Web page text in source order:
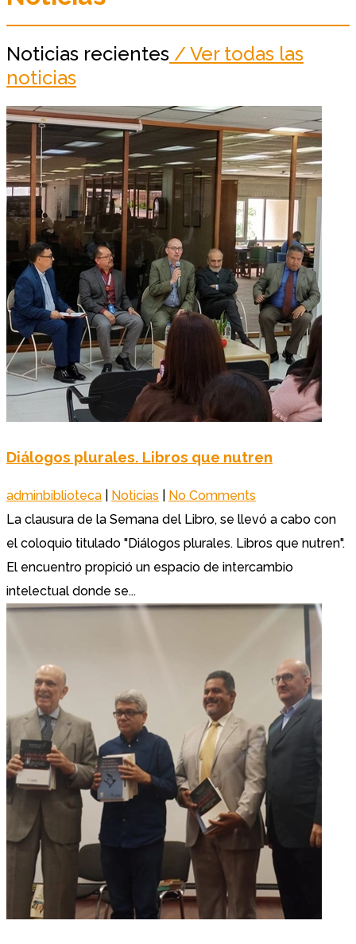
Noticias recientes / Ver todas las
noticias
Diálogos plurales. Libros que nutren
adminbiblioteca Noticias
No Comments
La clausura de la Semana del Libro, se llevó a cabo con
el coloquio titulado "Diálogos plurales. Libros que nutren".
El encuentro propició un espacio de intercambio
intelectual donde se...